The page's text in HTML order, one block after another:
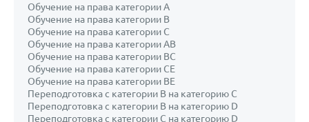
Обучение на права категории A
Обучение на права категории B
Обучение на права категории С
Обучение на права категории AB
Обучение на права категории ВС
Обучение на права категории CE
Обучение на права категории ВЕ
Переподготовка с категории В на категорию С
Переподготовка с категории B на категорию D
Переподготовка с категории С на категорию D